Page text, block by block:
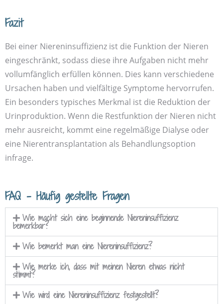
Fazit
Bei einer Nieren­insuffizienz ist die Funktion der Nieren
eingeschränkt, sodass diese ihre Aufgaben nicht mehr
vollumfänglich erfüllen können. Dies kann verschiedene
Ursachen haben und vielfältige Symptome hervorrufen.
Ein besonders typisches Merkmal ist die Reduktion der
Urin­produktion. Wenn die Rest­funktion der Nieren nicht
mehr ausreicht, kommt eine regelmäßige Dialyse oder
eine Nieren­transplantation als Behandlungs­option
infrage.
FAQ – Häufig gestellte Fragen
Wie macht sich eine beginnende Nieren­insuffizienz
bemerkbar?
Wie bemerkt man eine Nieren­insuffizienz?
Wie merke ich, dass mit meinen Nieren etwas nicht
stimmt?
Wie wird eine Nieren­insuffizienz festgestellt?